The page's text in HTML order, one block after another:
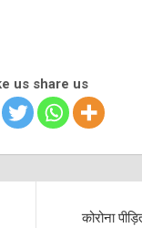
us share us
कोरोना